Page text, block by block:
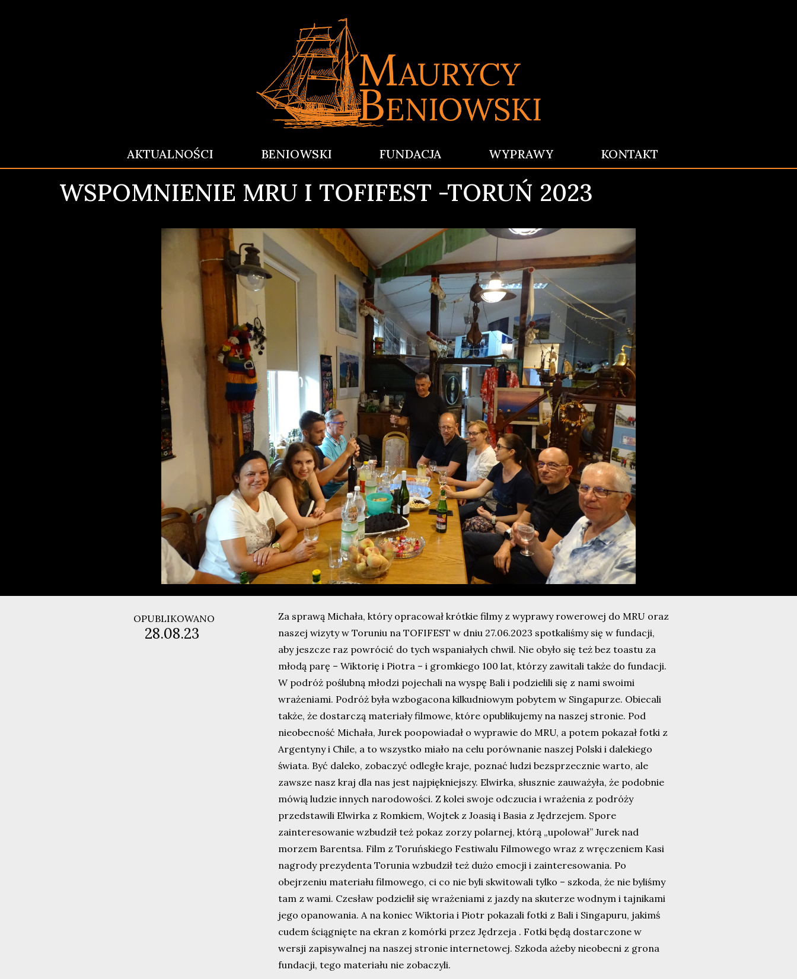
AKTUALNOŚCI BENIOWSKI FUNDACJA WYPRAWY KONTAKT
WSPOMNIENIE MRU I TOFIFEST -TORUŃ 2023
OPUBLIKOWANO
28.08.23
Za sprawą Michała, który opracował krótkie filmy z wyprawy rowerowej do MRU oraz
naszej wizyty w Toruniu na TOFIFEST w dniu 27.06.2023 spotkaliśmy się w fundacji,
aby jeszcze raz powrócić do tych wspaniałych chwil. Nie obyło się też bez toastu za
młodą parę – Wiktorię i Piotra – i gromkiego 100 lat, którzy zawitali także do fundacji.
W podróż poślubną młodzi pojechali na wyspę Bali i podzielili się z nami swoimi
wrażeniami. Podróż była wzbogacona kilkudniowym pobytem w Singapurze. Obiecali
także, że dostarczą materiały filmowe, które opublikujemy na naszej stronie. Pod
nieobecność Michała, Jurek poopowiadał o wyprawie do MRU, a potem pokazał fotki z
Argentyny i Chile, a to wszystko miało na celu porównanie naszej Polski i dalekiego
świata. Być daleko, zobaczyć odległe kraje, poznać ludzi bezsprzecznie warto, ale
zawsze nasz kraj dla nas jest najpiękniejszy. Elwirka, słusznie zauważyła, że podobnie
mówią ludzie innych narodowości. Z kolei swoje odczucia i wrażenia z podróży
przedstawili Elwirka z Romkiem, Wojtek z Joasią i Basia z Jędrzejem. Spore
zainteresowanie wzbudził też pokaz zorzy polarnej, którą „upolował” Jurek nad
morzem Barentsa. Film z Toruńskiego Festiwalu Filmowego wraz z wręczeniem Kasi
nagrody prezydenta Torunia wzbudził też dużo emocji i zainteresowania. Po
obejrzeniu materiału filmowego, ci co nie byli skwitowali tylko – szkoda, że nie byliśmy
tam z wami. Czesław podzielił się wrażeniami z jazdy na skuterze wodnym i tajnikami
jego opanowania. A na koniec Wiktoria i Piotr pokazali fotki z Bali i Singapuru, jakimś
cudem ściągnięte na ekran z komórki przez Jędrzeja . Fotki będą dostarczone w
wersji zapisywalnej na naszej stronie internetowej. Szkoda ażeby nieobecni z grona
fundacji, tego materiału nie zobaczyli.